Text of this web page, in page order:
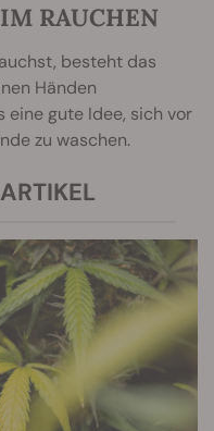
RAUCHEN
besteht das
Händen
gute Idee, sich vor
zu waschen.